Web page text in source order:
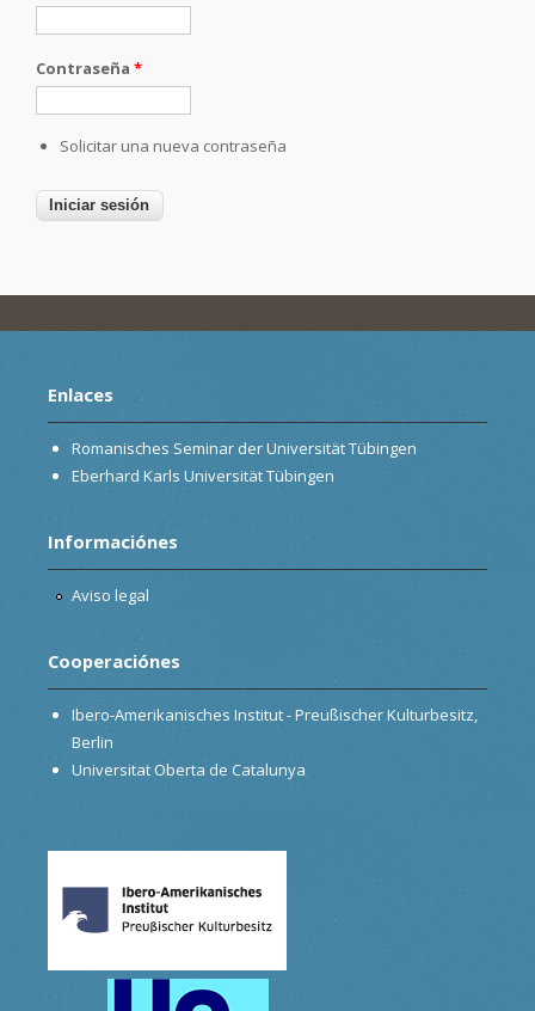
Contraseña *
Solicitar una nueva contraseña
Enlaces
Romanisches Seminar der Universität Tübingen
Eberhard Karls Universität Tübingen
Informaciónes
Aviso legal
Cooperaciónes
Ibero-Amerikanisches Institut - Preußischer Kulturbesitz,
Berlin
Universitat Oberta de Catalunya